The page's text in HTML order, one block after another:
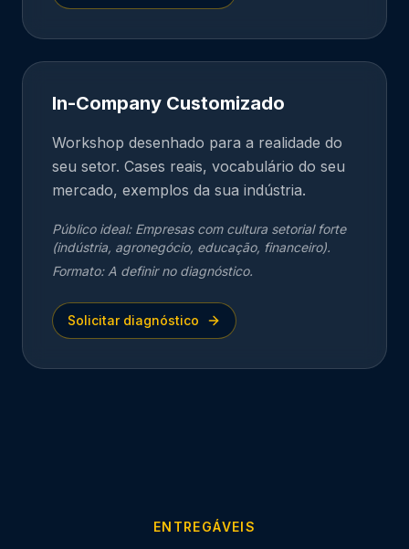
In-Company Customizado
Workshop desenhado para a realidade do
seu setor. Cases reais, vocabulário do seu
mercado, exemplos da sua indústria.
Público ideal: Empresas com cultura setorial forte
(indústria, agronegócio, educação, financeiro).
Formato: A definir no diagnóstico.
Solicitar diagnóstico
ENTREGÁVEIS